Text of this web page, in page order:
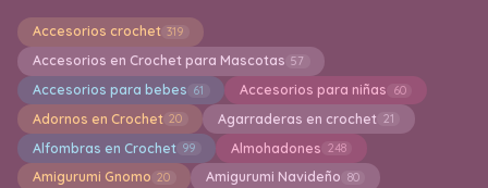
Accesorios crochet 319
Accesorios en Crochet para Mascotas 57
Accesorios para bebes 61 Accesorios para niñas 60
Adornos en Crochet 20 Agarraderas en crochet 21
Alfombras en Crochet 99 Almohadones 248
Amigurumi Gnomo 20 Amigurumi Navideño 80